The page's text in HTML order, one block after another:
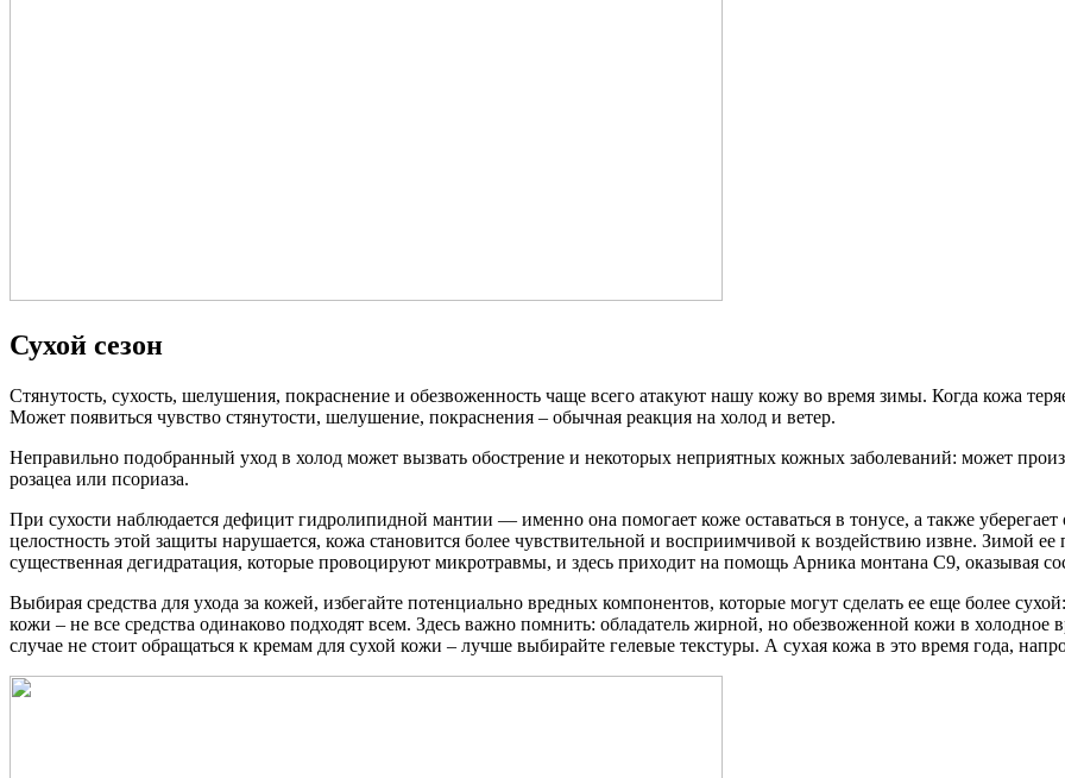
Сухой сезон
Стянутость, сухость, шелушения, покраснение и обезвоженность чаще всего атакуют нашу кожу во время зимы. Когда кожа
Может появиться чувство стянутости, шелушение, покраснения – обычная реакция на холод и ветер.
Неправильно подобранный уход в холод может вызвать обострение и некоторых неприятных кожных заболеваний: может
розацеа или псориаза.
При сухости наблюдается дефицит гидролипидной мантии — именно она помогает коже оставаться в тонусе, а также
целостность этой защиты нарушается, кожа становится более чувствительной и восприимчивой к воздействию извне. Зимой
существенная дегидратация, которые провоцируют микротравмы, и здесь приходит на помощь Арника монтана С9, оказывая
Выбирая средства для ухода за кожей, избегайте потенциально вредных компонентов, которые могут сделать ее еще более
кожи – не все средства одинаково подходят всем. Здесь важно помнить: обладатель жирной, но обезвоженной кожи в холодное
случае не стоит обращаться к кремам для сухой кожи – лучше выбирайте гелевые текстуры. А сухая кожа в это время года,